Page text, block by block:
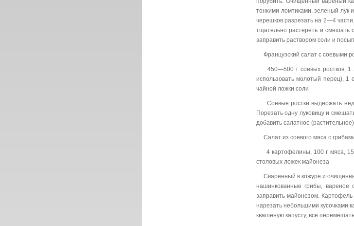
тонкими ломтиками, зеленый лук
черешков разрезать на 2—4
тщательно растереть и смешать
заправить раствором соли и
Французский салат с соевыми
450—500 г соевых ростков, 1
использовать молотый перец), 1
чайной ложки соли
Соевые ростки выдержать
Порезать одну луковицу и
добавить салатное
Салат из соевого мяса с
4 картофелины, 100 г мяса,
столовых ложек майонеза
Сваренный в кожуре и
нашинкованные грибы, вареное
заправить майонезом. Картофель
нарезать небольшими кусочками
квашеную капусту, все